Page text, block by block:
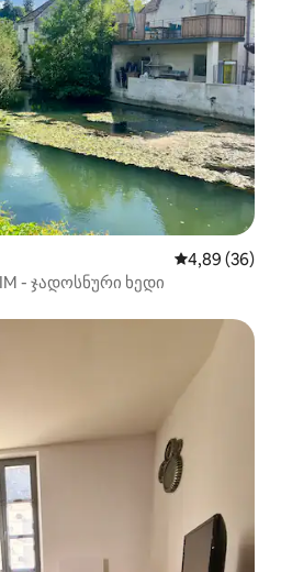
საშუალო
4,89 (36)
- ჯადოსნური ხედი
ვარიანტი